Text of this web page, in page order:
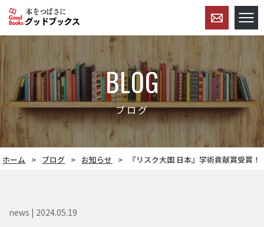
BLOG
ブログ
ホーム ブログ お知らせ 『リスク大国 日本』学術貢献賞受賞！
news | 2024.05.19